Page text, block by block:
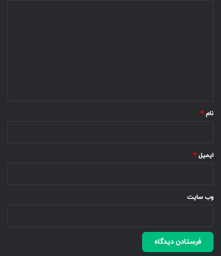
نام *
ایمیل *
وب‌ سایت